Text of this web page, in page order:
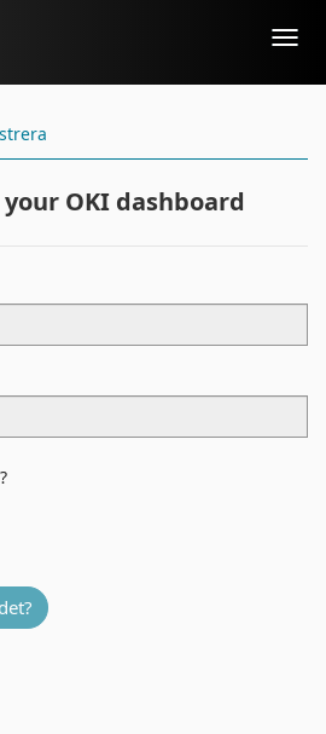
OKI dashboard